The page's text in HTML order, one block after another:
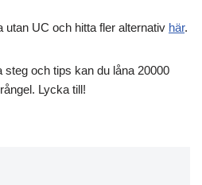
utan UC och hitta fler alternativ här.
och tips kan du låna 20000
Lycka till!